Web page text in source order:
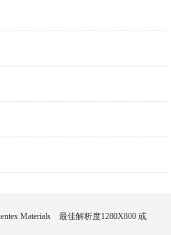
Materials 最佳解析度1280X800 或